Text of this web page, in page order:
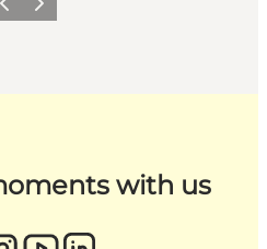
Weiter
with us